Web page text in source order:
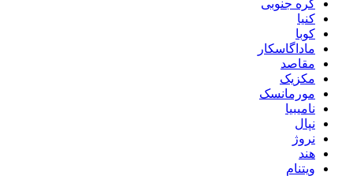
کره جنوبی
کنیا
کوبا
ماداگاسکار
مقاصد
مکزیک
مورمانسک
نامیبیا
نپال
نروژ
هند
ویتنام